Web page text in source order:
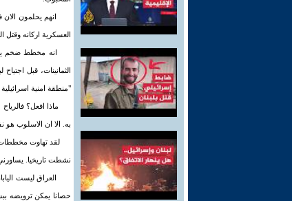
العسكرية اركانه وقتل
انه مخطط ضخم
الثمانينات، قبل
"منطقة امنية
ماذا افعل؟
به. الا ان الاسلوب هو
لقد تهاوت مخططات
نشطت تاريخيا.
العراق ليست
حصانا يمكن ترويضه